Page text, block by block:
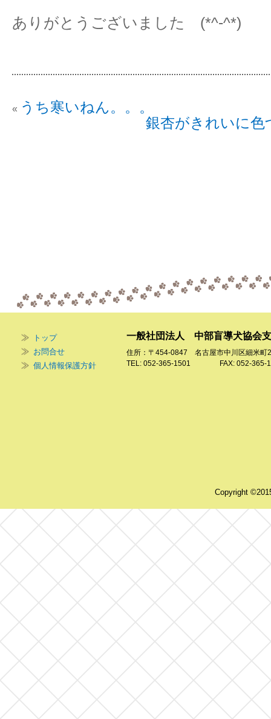
ありがとうございました (*^-^*)
« うち寒いねん。。。
銀杏がきれいに
トップ
お問合せ
個人情報保護方針
一般社団法人 中部盲導犬協会
住所：〒454-0847 名古屋市中川区細米町
TEL: 052-365-1501 FAX: 052-365-
Copyright